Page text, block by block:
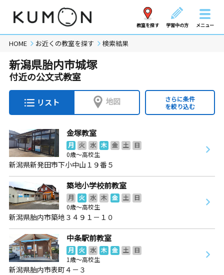
教室を探す 学習中の方 メニュー
HOME お近くの教室を探す 検索結果
新潟県胎内市城塚
付近の公文式教室
リスト 地図
さらに条件
を絞り込む
金塚教室
月 火 水 木 金 土
日
0歳～高校生
新潟県新発田市下小中山１９番５
築地小学校前教室
月 火 水 木 金 土
日
0歳～高校生
新潟県胎内市築地３４９１－１０
中条駅前教室
月 火 水 木 金 土
日
1歳～高校生
新潟県胎内市表町４－３